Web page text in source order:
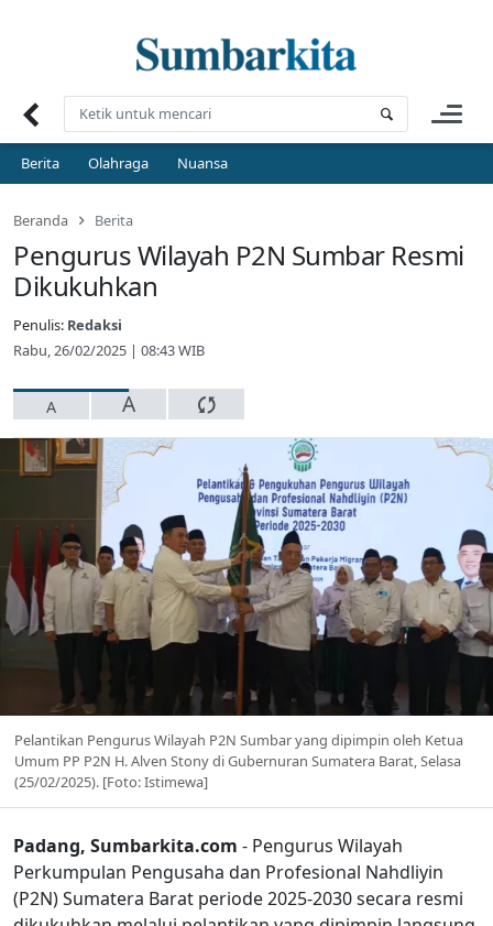
Berita Olahraga Nuansa
Beranda Berita
Pengurus Wilayah P2N Sumbar Resmi
Dikukuhkan
Penulis: Redaksi
Rabu, 26/02/2025 | 08:43 WIB
A A
Pelantikan Pengurus Wilayah P2N Sumbar yang dipimpin oleh Ketua
Umum PP P2N H. Alven Stony di Gubernuran Sumatera Barat, Selasa
(25/02/2025). [Foto: Istimewa]
Padang, Sumbarkita.com - Pengurus Wilayah
Perkumpulan Pengusaha dan Profesional Nahdliyin
(P2N) Sumatera Barat periode 2025-2030 secara resmi